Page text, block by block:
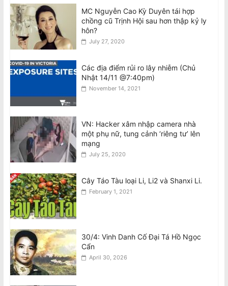
VIDEO: Cầu thủ 24 tuổi bị sét đánh tử
vong khi đang thi đấu tại Thái Lan
VHRN & DTD: Chính Quyền Cộng Sản
Việt Nam Trấn Áp và Bỏ Tù Các Nhà
VHRN & DTD: Vietnamese Communist
Regime’s Crackdown On And
Imprisonment Of Writers
MC Nguyễn Cao Kỳ Duyên tái hợp
chồng cũ Trịnh Hội sau hơn thập kỷ ly
hôn?
July 27, 2020
Các địa điểm rủi ro lây nhiễm (Chủ
Nhật 14/11 @7:40pm)
November 14, 2021
VN: Hacker xâm nhập camera nhà
một phụ nữ, tung cảnh ‘riêng tư’ lên
mạng
July 25, 2020
Cây Táo Tàu loại Li, Li2 và Shanxi Li.
February 1, 2021
30/4: Vinh Danh Cố Đại Tá Hồ Ngọc
Cẩn
April 30, 2026